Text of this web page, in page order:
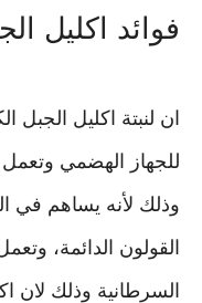
فوائد اكليل
ان لنبتة اكليل الجبل
للجهاز الهضمي وتعمل
وذلك لأنه يساهم في
القولون الدائمة،
السرطانية وذلك لان